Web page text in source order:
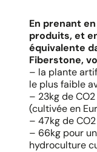
En prenant
produits, et
équivalente
Fiberstone,
– la plante
le plus faible
– 23kg de
(cultivée en
– 47kg de
– 66kg pour
hydroculture